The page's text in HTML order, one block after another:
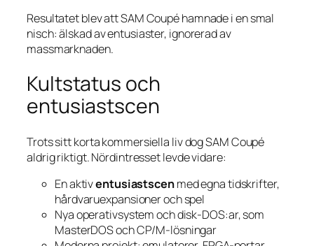
Resultatet blev att SAM Coupé hamnade i en smal
nisch: älskad av entusiaster, ignorerad av
massmarknaden.
Kultstatus och
entusiastscen
Trots sitt korta kommersiella liv dog SAM Coupé
aldrig riktigt. Nördintresset levde vidare:
En aktiventusiastscenmed egna tidskrifter,
hårdvaru­expansioner och spel
Nya operativsystem och disk-DOS:ar, som
MasterDOS och CP/M-lösningar